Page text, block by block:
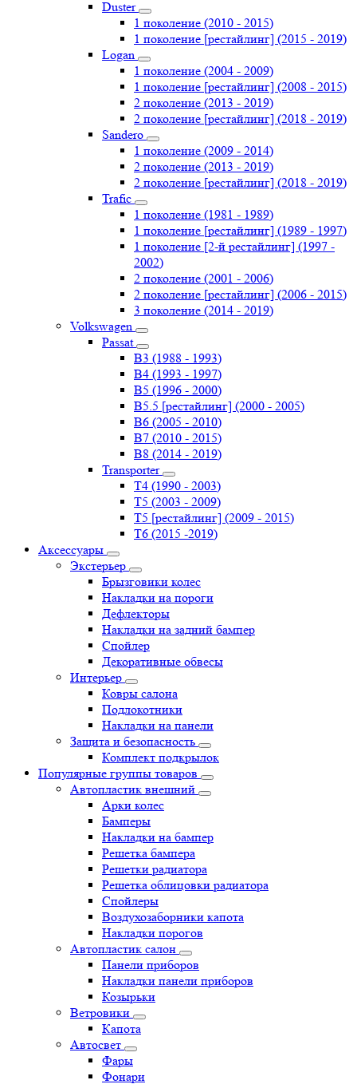
Duster
1 поколение (2010 - 2015)
1 поколение [рестайлинг] (2015 - 2019)
Logan
1 поколение (2004 - 2009)
1 поколение [рестайлинг] (2008 - 2015)
2 поколение (2013 - 2019)
2 поколение [рестайлинг] (2018 - 2019)
Sandero
1 поколение (2009 - 2014)
2 поколение (2013 - 2019)
2 поколение [рестайлинг] (2018 - 2019)
Trafic
1 поколение (1981 - 1989)
1 поколение [рестайлинг] (1989 - 1997)
1 поколение [2-й рестайлинг] (1997 -
2002)
2 поколение (2001 - 2006)
2 поколение [рестайлинг] (2006 - 2015)
3 поколение (2014 - 2019)
Volkswagen
Passat
B3 (1988 - 1993)
B4 (1993 - 1997)
B5 (1996 - 2000)
B5.5 [рестайлинг] (2000 - 2005)
B6 (2005 - 2010)
B7 (2010 - 2015)
B8 (2014 - 2019)
Transporter
Т4 (1990 - 2003)
Т5 (2003 - 2009)
Т5 [рестайлинг] (2009 - 2015)
Т6 (2015 -2019)
Аксессуары
Экстерьер
Брызговики колес
Накладки на пороги
Дефлекторы
Накладки на задний бампер
Спойлер
Декоративные обвесы
Интерьер
Ковры салона
Подлокотники
Накладки на панели
Защита и безопасность
Комплект подкрылок
Популярные группы товаров
Автопластик внешний
Арки колес
Бамперы
Накладки на бампер
Решетка бампера
Решетки радиатора
Решетка облицовки радиатора
Спойлеры
Воздухозаборники капота
Накладки порогов
Автопластик салон
Панели приборов
Накладки панели приборов
Козырьки
Ветровики
Капота
Автосвет
Фары
Фонари